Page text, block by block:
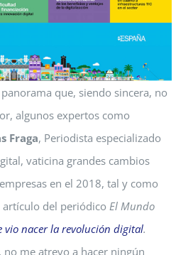
que, siendo sincera, no
algunos expertos como
Fraga, Periodista especializado
vaticina grandes cambios
en el 2018, tal y como
artículo del periódico El Mundo
vio nacer la revolución digital.
no me atrevo a hacer ningún